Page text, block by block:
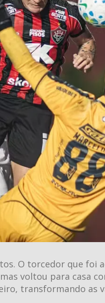
O torcedor que foi
voltou para casa
transformando as